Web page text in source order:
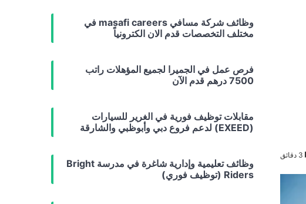
وظائف شركة مسافي masafi careers في
مختلف التخصصات قدم الان الكترونياً
فرص عمل في الجميرا لجميع المؤهلات راتب
7500 درهم قدم الآن
مقابلات توظيف فورية في الغرير للسيارات
(EXEED) لدعم فروع دبي وأبوظبي والشارقة
وظائف تعليمية وإدارية شاغرة في مدرسة Bright
Riders (توظيف فوري)